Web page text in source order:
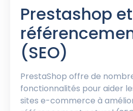
Prestashop
(SEO)
PrestaShop offre de
fonctionnalités pour aider
sites e-commerce à